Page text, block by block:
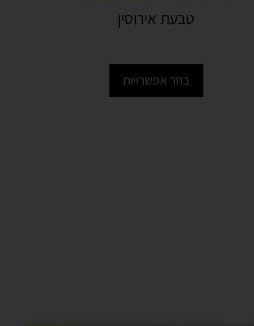
טבעת אירוסין
בחר אפשרויות